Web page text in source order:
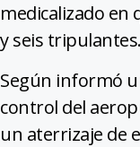
medicalizado en
y seis tripulantes.
Según informó
control del
un aterrizaje de